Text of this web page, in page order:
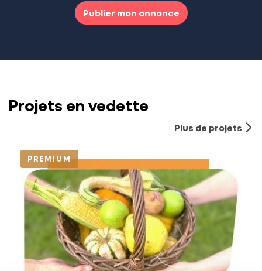
Publier mon annonce
Projets en vedette
Plus de projets
PREMIUM